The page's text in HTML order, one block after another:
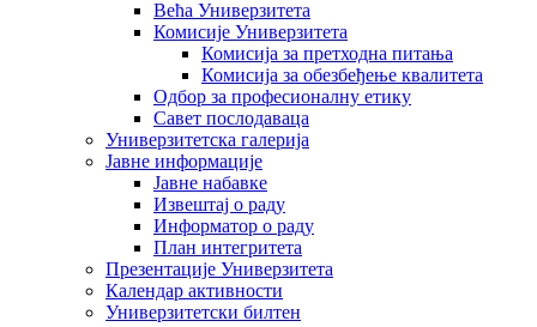
Већа Универзитета
Комисије Универзитета
Комисија за претходна питања
Комисија за обезбеђење квалитета
Одбор за професионалну етику
Савет послодаваца
Универзитетска галерија
Јавне информације
Јавне набавке
Извештај о раду
Информатор о раду
План интегритета
Презентације Универзитета
Календар активности
Универзитетски билтен